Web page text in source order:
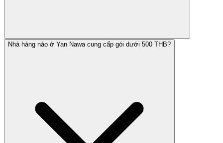
Nhà hàng nào ở Yan Nawa cung cấp gói dưới 500 THB?